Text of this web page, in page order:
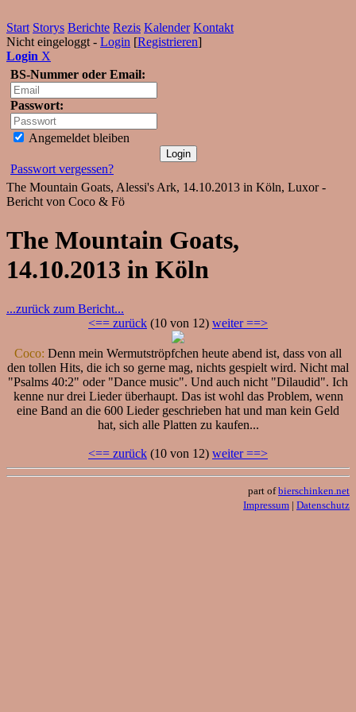
Start Storys Berichte Rezis Kalender Kontakt
Nicht eingeloggt - Login [Registrieren]
Login X
BS-Nummer oder Email:
Passwort:
Angemeldet bleiben
Passwort vergessen?
The Mountain Goats, Alessi's Ark, 14.10.2013 in Köln, Luxor -
Bericht von Coco & Fö
The Mountain Goats,
14.10.2013 in Köln
...zurück zum Bericht...
<== zurück (10 von 12) weiter ==>
Coco: Denn mein Wermutströpfchen heute abend ist, dass von all
den tollen Hits, die ich so gerne mag, nichts gespielt wird. Nicht mal
"Psalms 40:2" oder "Dance music". Und auch nicht "Dilaudid". Ich
kenne nur drei Lieder überhaupt. Das ist wohl das Problem, wenn
eine Band an die 600 Lieder geschrieben hat und man kein Geld
hat, sich alle Platten zu kaufen...
<== zurück (10 von 12) weiter ==>
part ofbierschinken.net
Impressum | Datenschutz